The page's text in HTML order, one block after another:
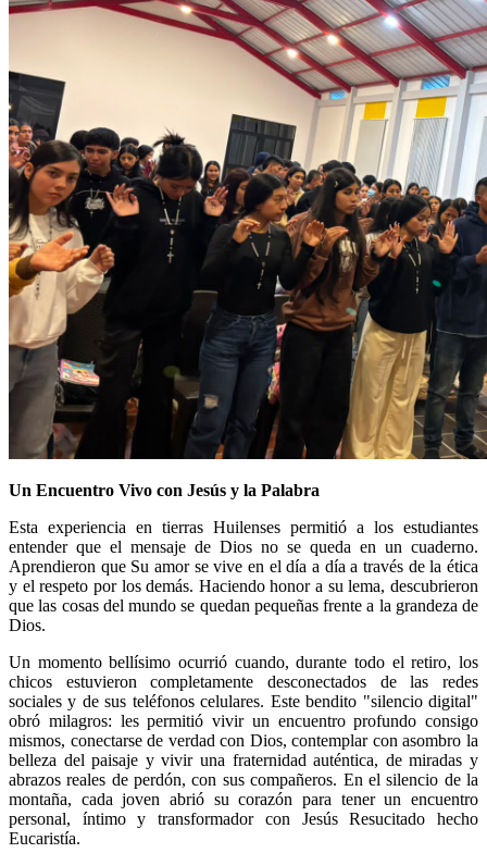
Un Encuentro Vivo con Jesús y la Palabra
Esta experiencia en tierras Huilenses permitió a los estudiantes
entender que el mensaje de Dios no se queda en un cuaderno.
Aprendieron que Su amor se vive en el día a día a través de la ética
y el respeto por los demás. Haciendo honor a su lema, descubrieron
que las cosas del mundo se quedan pequeñas frente a la grandeza de
Dios.
Un momento bellísimo ocurrió cuando, durante todo el retiro, los
chicos estuvieron completamente desconectados de las redes
sociales y de sus teléfonos celulares. Este bendito "silencio digital"
obró milagros: les permitió vivir un encuentro profundo consigo
mismos, conectarse de verdad con Dios, contemplar con asombro la
belleza del paisaje y vivir una fraternidad auténtica, de miradas y
abrazos reales de perdón, con sus compañeros. En el silencio de la
montaña, cada joven abrió su corazón para tener un encuentro
personal, íntimo y transformador con Jesús Resucitado hecho
Eucaristía.